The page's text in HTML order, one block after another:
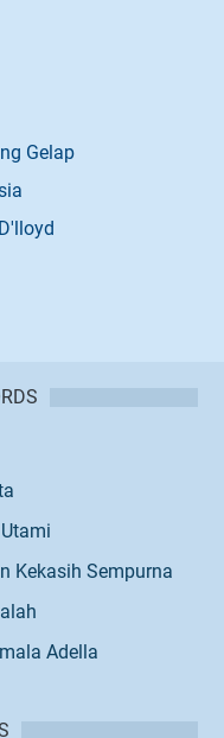
Gelap
Kekasih Sempurna
Adella